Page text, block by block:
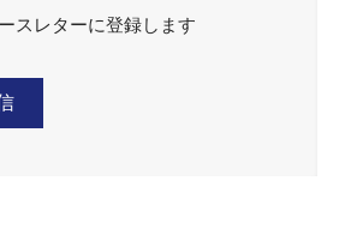
スレターに登録します